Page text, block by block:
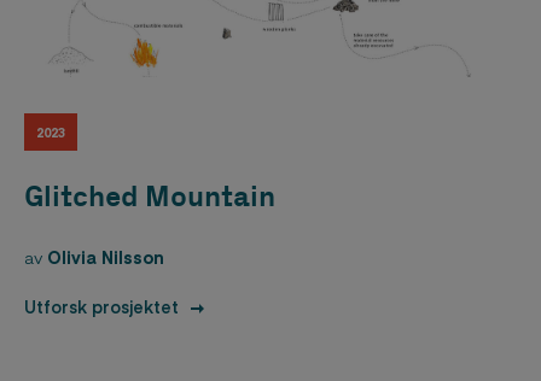
2023
Glitched Mountain
av Olivia Nilsson
Utforsk prosjektet